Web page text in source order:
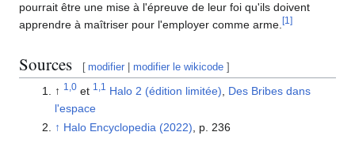
pourrait être une mise à l'épreuve de leur foi qu'ils doivent
apprendre à maîtriser pour l'employer comme arme. [1 ]
Sources [ modifier |modifier le wikicode ]
↑ 1,0et 1,1 Halo 2 (édition limitée), Des Bribes dans
l'espace
↑ Halo Encyclopedia (2022) , p. 236